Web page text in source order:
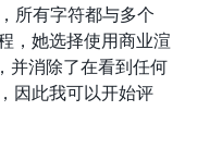
所有字符都与多个
，她选择使用商业渲
并消除了在看到任何
因此我可以开始评